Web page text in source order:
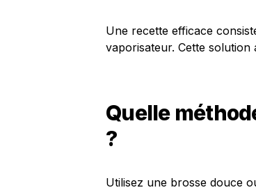
Une recette efficace
vaporisateur. Cette solution
Quelle
?
Utilisez une brosse douce